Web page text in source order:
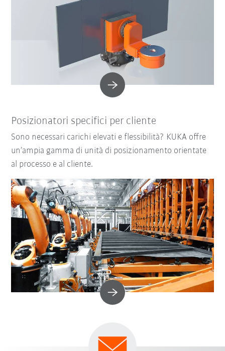
Posizionatori specifici per cliente
Sono necessari carichi elevati e flessibilità? KUKA offre
un’ampia gamma di unità di posizionamento orientate
al processo e al cliente.